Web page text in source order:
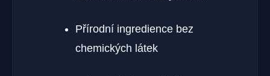
Přírodní ingredience bez
chemických látek